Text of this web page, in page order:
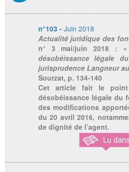
n°103 - Juin 2018
Actualité juridique des
n° 3 mai/juin 2018 : «
désobéissance légale
jurisprudence Langneur
Sourzat, p. 134-140
Cet article fait le
désobéissance légale du
des modifications
du 20 avril 2016,
de dignité de l’agent.